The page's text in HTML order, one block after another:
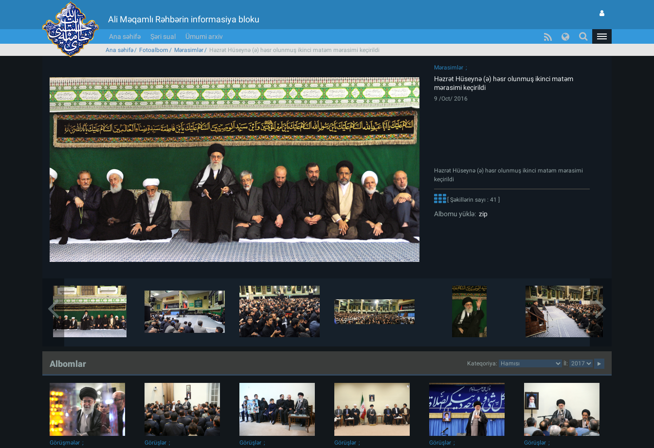
Ali Məqamlı Rəhbərin informasiya bloku
Ana səhifə Şəri sual Ümumi arxiv
Ana səhifə Fotoalbom Mərasimlər Həzrət Hüseynə (ə) həsr olunmuş ikinci matəm mərasimi keçirildi
Mərasimlər
Həzrət Hüseynə (ə) həsr olunmuş ikinci matəm
mərasimi keçirildi
9 /Oct/ 2016
Həzrət Hüseynə (ə) həsr olunmuş ikinci matəm mərasimi
keçirildi
[ Şəkillərin sayı : 41 ]
Albomu yüklə: zip
Albomlar Kateqoriya: İl:
Görüşmələr
Görüşlər
Görüşlər
Görüşlər
Görüşlər
Görüşlər